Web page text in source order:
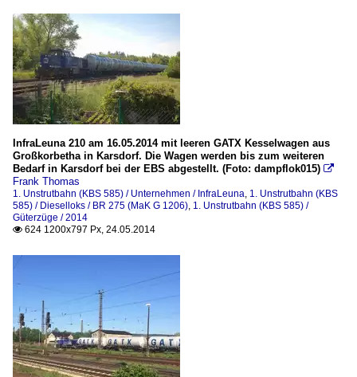
InfraLeuna 210 am 16.05.2014 mit leeren GATX Kesselwagen aus
Großkorbetha in Karsdorf. Die Wagen werden bis zum weiteren
Bedarf in Karsdorf bei der EBS abgestellt. (Foto: dampflok015) 
Frank Thomas
1. Unstrutbahn (KBS 585) / Unternehmen / InfraLeuna 1. Unstrutbahn (KBS
585) / Dieselloks / BR 275 (MaK G 1206) 1. Unstrutbahn (KBS 585) /
Güterzüge / 2014
 624 1200x797 Px, 24.05.2014